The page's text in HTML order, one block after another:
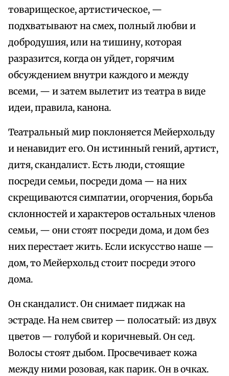
товарищеское, артистическое, —
подхватывают на смех, полный любви и
добродушия, или на тишину, которая
разразится, когда он уйдет, горячим
обсуждением внутри каждого и между
всеми, — и затем вылетит из театра в виде
идеи, правила, канона.
Театральный мир поклоняется Мейерхольду
и ненавидит его. Он истинный гений, артист,
дитя, скандалист. Есть люди, стоящие
посреди семьи, посреди дома — на них
скрещиваются симпатии, огорчения, борьба
склонностей и характеров остальных членов
семьи, — они стоят посреди дома, и дом без
них перестает жить. Если искусство наше —
дом, то Мейерхольд стоит посреди этого
дома.
Он скандалист. Он снимает пиджак на
эстраде. На нем свитер — полосатый: из двух
цветов — голубой и коричневый. Он сед.
Волосы стоят дыбом. Просвечивает кожа
между ними розовая, как парик. Он в очках.